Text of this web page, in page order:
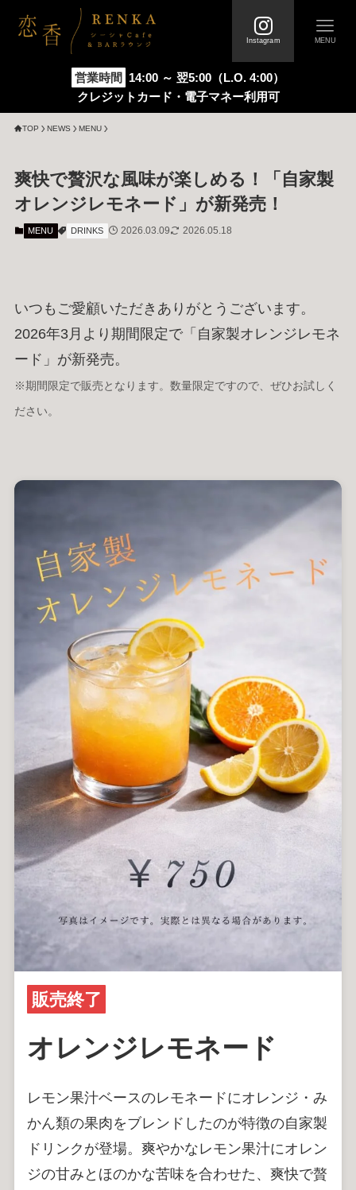
TOP FIRST
SYSTEM メニュー / 料金システム
STORE
店舗情報 / 店内写真
新着情報 お役立ちコラム
RECRUIT
求人情報 お問い合わせ
地図アプリで見る
販売サイト
営業時間 14:00 ～ 翌5:00（L.O. 4:00）
クレジットカード・電子マネー利用可
設備：無料Wi-Fi/ 全席コンセント完備
禁煙・喫煙：全席喫煙可 ※加熱式たばこのみ
貸出し可能備品：充電器 / ブランケット / カードゲーム
恋香（RENKA）半個室シーシャカフェ＆バー
京都・四条河原町のプライベート空間
Instagram MENU
営業時間
14:00 ～ 翌5:00（L.O. 4:00）
クレジットカード・電子マネー利用可
TOP NEWS MENU
爽快で贅沢な風味が楽しめる！「自家製
オレンジレモネード」が新発売！
MENU DRINKS 2026.03.09 2026.05.18
いつもご愛顧いただきありがとうございます。
2026年3月より期間限定で「自家製オレンジレモネ
ード」が新発売。
※期間限定で販売となります。数量限定ですので、ぜひお試しく
ださい。
販売終了
オレンジレモネード
レモン果汁ベースのレモネードにオレンジ・み
かん類の果肉をブレンドしたのが特徴の自家製
ドリンクが登場。爽やかなレモン果汁にオレン
ジの甘みとほのかな苦味を合わせた、爽快で贅